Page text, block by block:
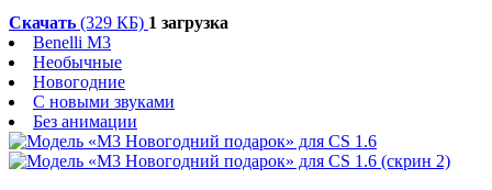
Скачать (329 КБ) 1 загрузка
Benelli M3
Необычные
Новогодние
С новыми звуками
Без анимации